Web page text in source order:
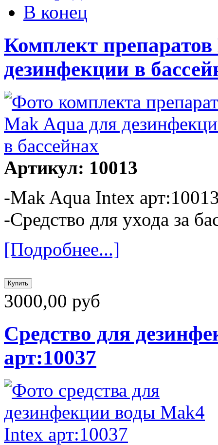
В конец
Комплект
дезинфекции в
Артикул: 10013
-Mak Aqua Intex
-Средство для ухода за
[Подробнее...]
3000,00 руб
Средство для
арт:10037